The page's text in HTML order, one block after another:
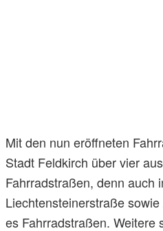
Mit den nun eröffneten
Stadt Feldkirch über vier
Fahrradstraßen, denn auch
Liechtensteinerstraße
es Fahrradstraßen. Weitere